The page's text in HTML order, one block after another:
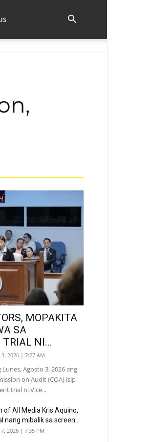
MOPAKITA
SA
NI...
2026 | 7:27 AM
Agosto 3, 2026 ang
on Audit (COA) isip
trial ni Vice...
of All Media Kris Aquino,
nang mibalik sa screen...
2026 | 7:35 PM